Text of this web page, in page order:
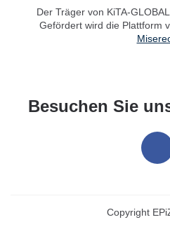
Der Träger von KiTA-
Gefördert wird die Plattform
Besuchen Sie
Copyright